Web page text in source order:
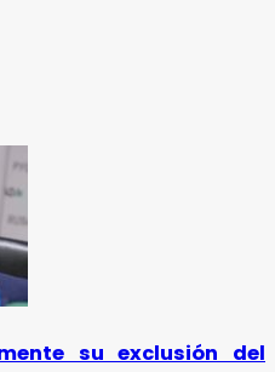
su exclusión del